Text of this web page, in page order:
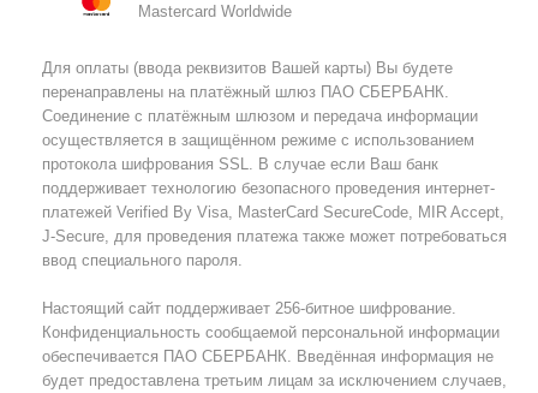
Mastercard Worldwide
Для оплаты (ввода реквизитов Вашей карты) Вы будете
перенаправлены на платёжный шлюз ПАО СБЕРБАНК.
Соединение с платёжным шлюзом и передача информации
осуществляется в защищённом режиме с использованием
протокола шифрования SSL. В случае если Ваш банк
поддерживает технологию безопасного проведения интернет-
платежей Verified By Visa, MasterCard SecureCode, MIR Accept,
J-Secure, для проведения платежа также может потребоваться
ввод специального пароля.
Настоящий сайт поддерживает 256-битное шифрование.
Конфиденциальность сообщаемой персональной информации
обеспечивается ПАО СБЕРБАНК. Введённая информация не
будет предоставлена третьим лицам за исключением случаев,